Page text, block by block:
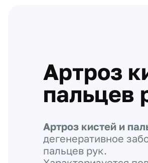
Артроз
пальцев
Артроз кистей и
дегенеративное
пальцев рук.